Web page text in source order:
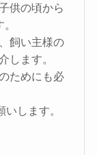
供の頃から
飼い主様の
します。
ためにも必
します。